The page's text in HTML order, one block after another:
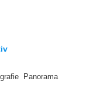
Panorama